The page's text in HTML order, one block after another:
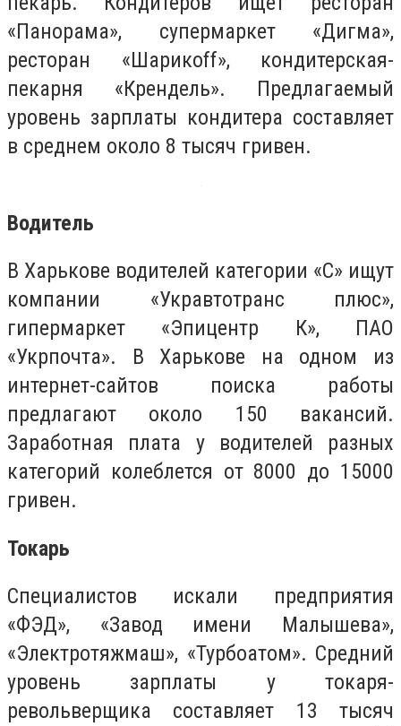
«Панорама», супермаркет «Дигма»,
ресторан «Шарикоff», кондитерская-
пекарня «Крендель». Предлагаемый
уровень зарплаты кондитера составляет
в среднем около 8 тысяч гривен.
Водитель
В Харькове водителей категории «С» ищут
компании «Укравтотранс плюс»,
гипермаркет «Эпицентр К», ПАО
«Укрпочта». В Харькове на одном из
интернет-сайтов поиска работы
предлагают около 150 вакансий.
Заработная плата у водителей разных
категорий колеблется от 8000 до 15000
гривен.
Токарь
Специалистов искали предприятия
«ФЭД», «Завод имени Малышева»,
«Электротяжмаш», «Турбоатом». Средний
уровень зарплаты у токаря-
револьверщика составляет 13 тысяч